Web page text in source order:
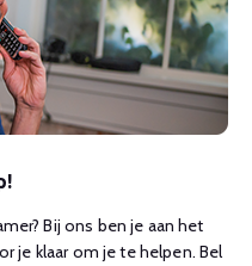
Bij ons ben je aan het
je klaar om je te helpen. Bel